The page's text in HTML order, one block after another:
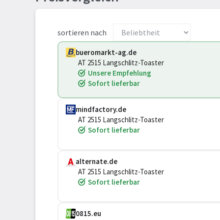
sortieren nach
bueromarkt-ag.de
AT 2515 Langschlitz-Toaster
Unsere Empfehlung
Sofort lieferbar
mindfactory.de
AT 2515 Langschlitz-Toaster
Sofort lieferbar
alternate.de
AT 2515 Langschlitz-Toaster
Sofort lieferbar
0815.eu